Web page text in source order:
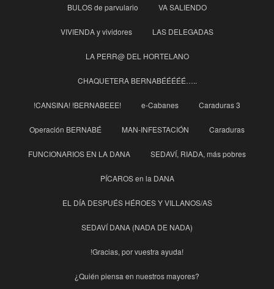
BULOS de parvulario VA SALIENDO
VIVIENDA y vividores LAS DELEGADAS
LA PERR@ DEL HORTELANO
CHAQUETERA BERNABÉÉÉÉÉ…..
!CANSINA! !BERNABEEE! e-Cabanes Caraduras 3
Operación BERNABÉ MAN-INFESTACIÓN Caraduras
FUNCIONARIOS EN LA DANA SEDAVÍ, RIADA, más pobres
PÍCAROS en la DANA
EL DÍA DESPUÉS HÉROES Y VILLANOS/AS
SEDAVÍ DANA (NADA DE NADA)
!Gracias, por vuestra ayuda!
¿Quién piensa en nuestros mayores?